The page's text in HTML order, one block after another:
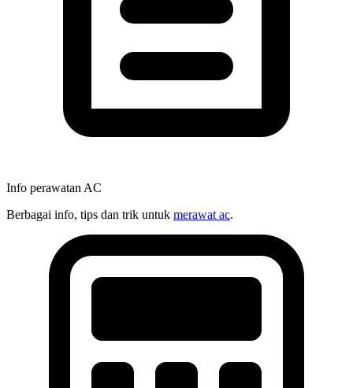
Info perawatan AC
Berbagai info, tips dan trik untuk merawat ac.